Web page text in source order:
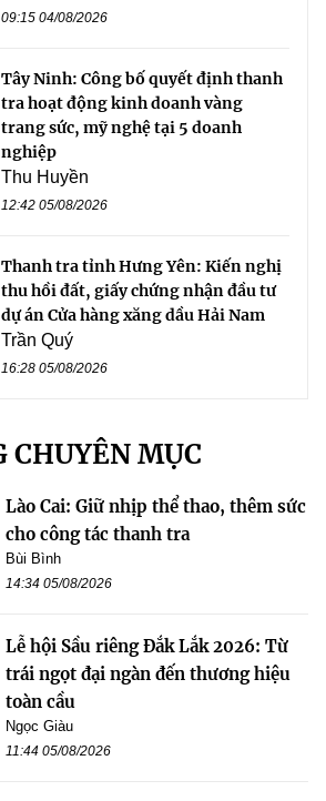
09:15 04/08/2026
Tây Ninh: Công bố quyết định thanh
tra hoạt động kinh doanh vàng
trang sức, mỹ nghệ tại 5 doanh
nghiệp
Thu Huyền
12:42 05/08/2026
Thanh tra tỉnh Hưng Yên: Kiến nghị
thu hồi đất, giấy chứng nhận đầu tư
dự án Cửa hàng xăng dầu Hải Nam
Trần Quý
16:28 05/08/2026
CHUYÊN MỤC
Lào Cai: Giữ nhịp thể thao, thêm sức
cho công tác thanh tra
Bùi Bình
14:34 05/08/2026
Lễ hội Sầu riêng Đắk Lắk 2026: Từ
trái ngọt đại ngàn đến thương hiệu
toàn cầu
Ngọc Giàu
11:44 05/08/2026